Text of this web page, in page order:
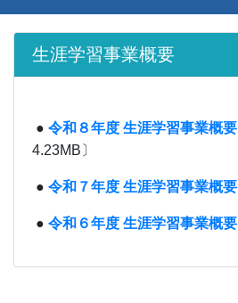
生涯学習事業概要
● 令和８年度 生涯学習事業概要
4.23MB〕
● 令和７年度 生涯学習事業概要
● 令和６年度 生涯学習事業概要